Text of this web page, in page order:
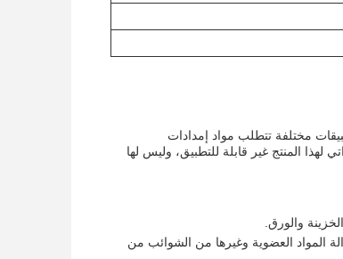
مختلفة تتطلب مواد إمدادات
درجة حرارة الإشتعال الذاتي لهذا المنتج غير قابلة للتطبيق، وليس لها
والورق.
المواد العضوية وغيرها من الشوائب من